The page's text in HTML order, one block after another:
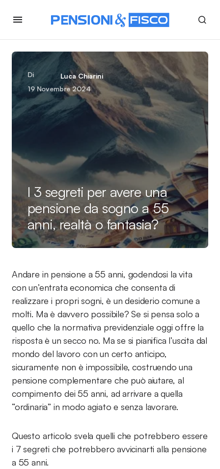
Di
Luca Chiarini
19 Novembre 2024
I 3 segreti per avere una
pensione da sogno a 55
anni, realtà o fantasia?
Andare in pensione a 55 anni, godendosi la vita
con un’entrata economica che consenta di
realizzare i propri sogni, è un desiderio comune a
molti. Ma è davvero possibile? Se si pensa solo a
quello che la normativa previdenziale oggi offre la
risposta è un secco no. Ma se si pianifica l’uscita dal
mondo del lavoro con un certo anticipo,
sicuramente non è impossibile, costruendo una
pensione complementare che può aiutare, al
compimento dei 55 anni, ad arrivare a quella
“ordinaria” in modo agiato e senza lavorare.
Questo articolo svela quelli che potrebbero essere
i 7 segreti che potrebbero avvicinarti alla pensione
a 55 anni.